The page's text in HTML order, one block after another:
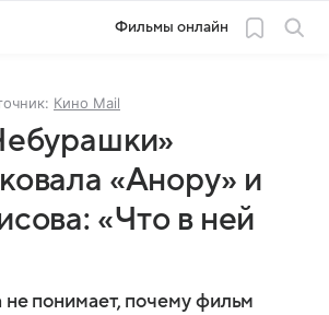
Фильмы онлайн
Кино Mail
«Анору» и
«Что в ней
не понимает, почему фильм